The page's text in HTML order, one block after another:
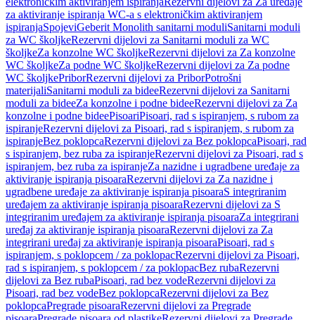
za aktiviranje ispiranja WC-a s elektroničkim aktiviranjem
ispiranjaSpojeviGeberit Monolith sanitarni moduliSanitarni moduli
za WC školjkeRezervni dijelovi za Sanitarni moduli za WC
školjkeZa konzolne WC školjkeRezervni dijelovi za Za konzolne
WC školjkeZa podne WC školjkeRezervni dijelovi za Za podne
WC školjkePriborRezervni dijelovi za PriborPotrošni
materijaliSanitarni moduli za bideeRezervni dijelovi za Sanitarni
moduli za bideeZa konzolne i podne bideeRezervni dijelovi za Za
konzolne i podne bideePisoariPisoari, rad s ispiranjem, s rubom za
ispiranjeRezervni dijelovi za Pisoari, rad s ispiranjem, s rubom za
ispiranjeBez poklopcaRezervni dijelovi za Bez poklopcaPisoari, rad
s ispiranjem, bez ruba za ispiranjeRezervni dijelovi za Pisoari, rad s
ispiranjem, bez ruba za ispiranjeZa nazidne i ugradbene uređaje za
aktiviranje ispiranja pisoaraRezervni dijelovi za Za nazidne i
ugradbene uređaje za aktiviranje ispiranja pisoaraS integriranim
uređajem za aktiviranje ispiranja pisoaraRezervni dijelovi za S
integriranim uređajem za aktiviranje ispiranja pisoaraZa integrirani
uređaj za aktiviranje ispiranja pisoaraRezervni dijelovi za Za
integrirani uređaj za aktiviranje ispiranja pisoaraPisoari, rad s
ispiranjem, s poklopcem / za poklopacRezervni dijelovi za Pisoari,
rad s ispiranjem, s poklopcem / za poklopacBez rubaRezervni
dijelovi za Bez rubaPisoari, rad bez vodeRezervni dijelovi za
Pisoari, rad bez vodeBez poklopcaRezervni dijelovi za Bez
poklopcaPregrade pisoaraRezervni dijelovi za Pregrade